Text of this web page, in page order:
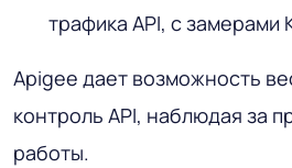
трафика API, с замерами
Apigee дает возможность
контроль API, наблюдая за
работы.